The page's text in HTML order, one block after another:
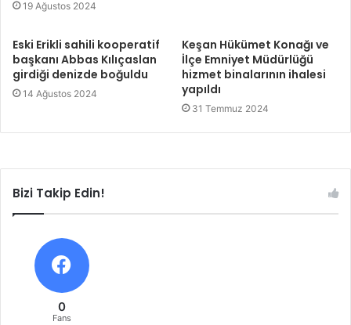
19 Ağustos 2024
Eski Erikli sahili kooperatif
başkanı Abbas Kılıçaslan
girdiği denizde boğuldu
14 Ağustos 2024
Keşan Hükümet Konağı ve
İlçe Emniyet Müdürlüğü
hizmet binalarının ihalesi
yapıldı
31 Temmuz 2024
Bizi Takip Edin!
0
Fans